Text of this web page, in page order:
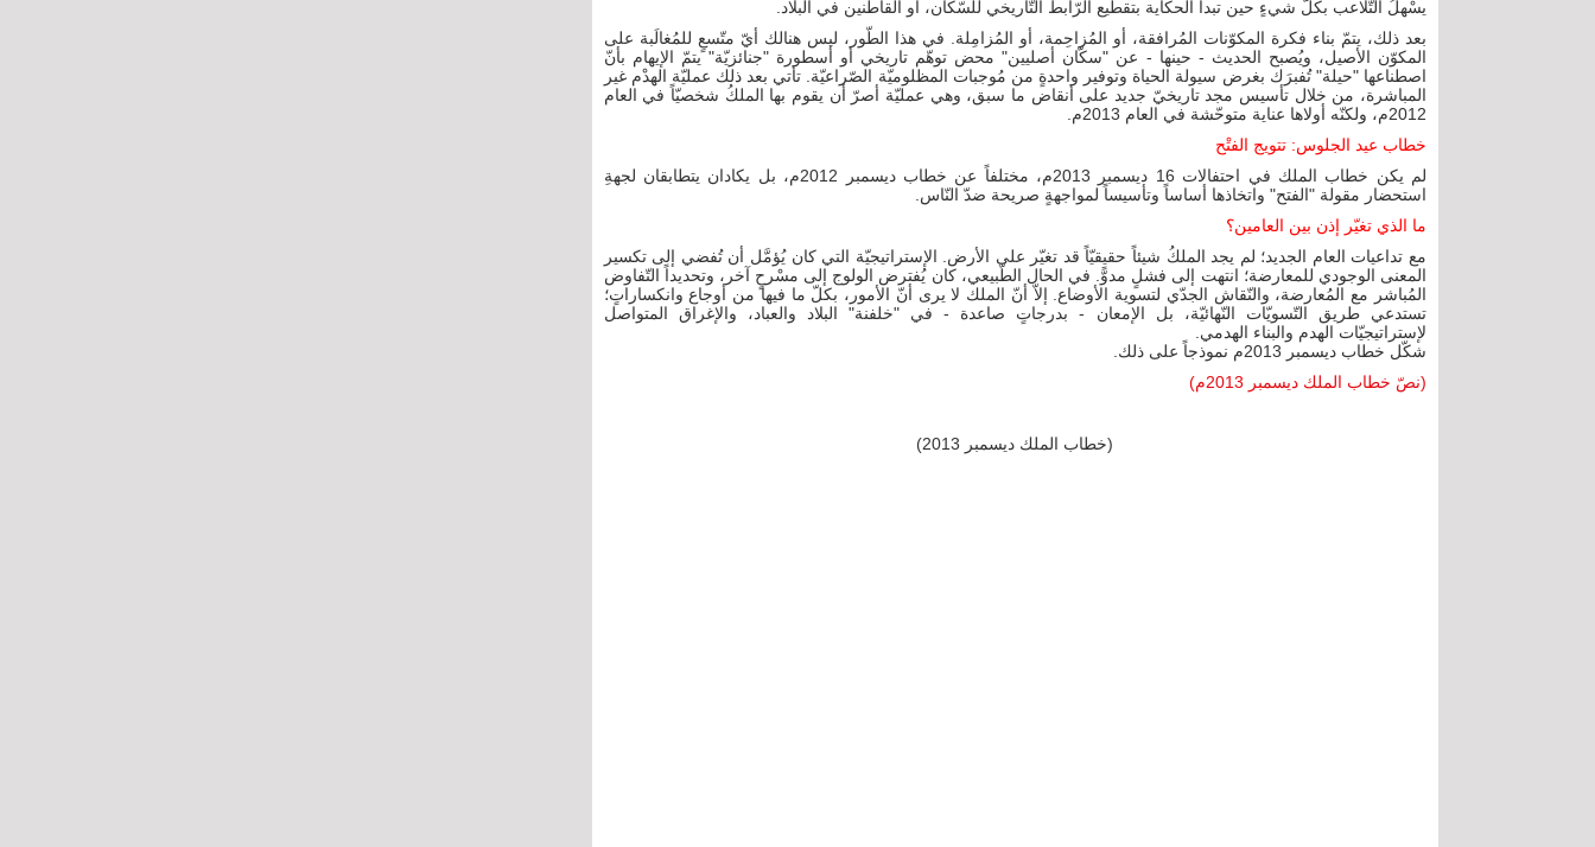
يسْهلُ التّلاعب بكلّ شيءٍ حين تبدأ الحكاية بتقطيع الرّابط التّاريخي للسّكان، أو القاطنين في البلاد.
بعد ذلك، يتمّ بناء فكرة المكوّنات المُرافقة، أو المُزاحِمة، أو المُزامِلة. في هذا الطّور، ليس هنالك أيّ متّسعٍ للمُغالَبة على
المكوّن الأصيل، ويُصبح الحديث - حينها - عن "سكّان أصليين" محض توهّم تاريخي أو أسطورة "جنائزيّة" يتمّ الإيهام بأنّ
اصطناعها "حيلة" تُفبرَك بغرض سيولة الحياة وتوفير واحدةٍ من مُوجبات المظلوميّة الصّراعيّة. تأتي بعد ذلك عمليّة الهدْم غير
المباشرة، من خلال تأسيس مجد تاريخيّ جديد على أنقاض ما سبق، وهي عمليّة أصرّ أن يقوم بها الملكُ شخصيّاً في العام
2012م، ولكنّه أولاها عناية متوحّشة في العام 2013م.
خطاب عيد الجلوس: تتويج الفتْح
لم يكن خطاب الملك في احتفالات 16 ديسمبر 2013م، مختلفاً عن خطاب ديسمبر 2012م، بل يكادان يتطابقان لجهةِ
استحضار مقولة "الفتح" واتخاذها أساساً وتأسيساً لمواجهةٍ صريحة ضدّ النّاس.
ما الذي تغيّر إذن بين العامين؟
مع تداعيات العام الجديد؛ لم يجد الملكُ شيئاً حقيقيّاً قد تغيّر على الأرض. الإستراتيجيّة التي كان يُؤمَّل أن تُفضي إلى تكسير
المعنى الوجودي للمعارضة؛ انتهت إلى فشلٍ مدوًّ. في الحال الطّبيعي، كان يُفترض الولوج إلى مسْرحٍ آخر، وتحديداً التّفاوض
المُباشر مع المُعارضة، والنّقاش الجدّي لتسوية الأوضاع. إلاّ أنّ الملك لا يرى أنّ الأمور، بكلّ ما فيها من أوجاع وانكساراتٍ؛
تستدعي طريق التّسويّات النّهائيّة، بل الإمعان - بدرجاتٍ صاعدة - في "خلفنة" البلاد والعباد، والإغراق المتواصل
لإستراتيجيّات الهدم والبناء الهدمي.
شكّل خطاب ديسمبر 2013م نموذجاً على ذلك.
(نصّ خطاب الملك ديسمبر 2013م)
(خطاب الملك ديسمبر 2013)